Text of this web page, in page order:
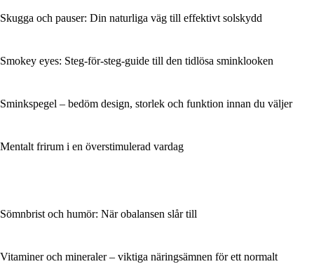
Skugga och pauser: Din naturliga väg till effektivt solskydd
Smokey eyes: Steg-för-steg-guide till den tidlösa sminklooken
Sminkspegel – bedöm design, storlek och funktion innan du väljer
Mentalt frirum i en överstimulerad vardag
Sömnbrist och humör: När obalansen slår till
Vitaminer och mineraler – viktiga näringsämnen för ett normalt